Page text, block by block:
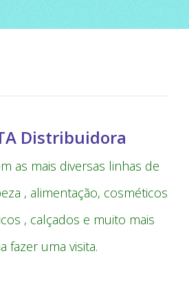
Distribuidora
as mais diversas linhas de
, alimentação, cosméticos
, calçados e muito mais
fazer uma visita.